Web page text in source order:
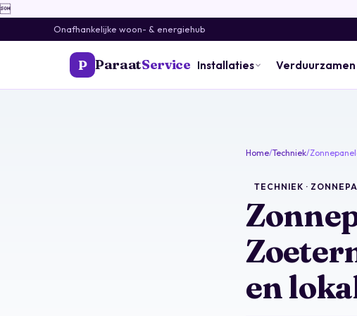

Onafhankelijke woon- & energiehub
P ParaatService Installaties Verduurzamen
Home/Techniek/
TECHNIEK ·
en